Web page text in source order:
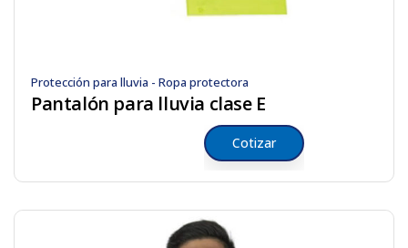
Protección para lluvia - Ropa protectora
Pantalón para lluvia clase E
Cotizar